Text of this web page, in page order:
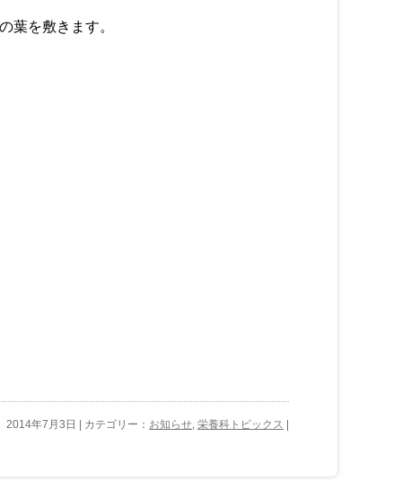
葉を敷きます。
2014年7月3日 | カテゴリー： お知らせ ,栄養科トピックス |